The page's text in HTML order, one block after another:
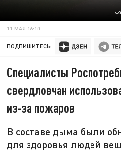
11 МАЯ 16:10
ПОДПИШИТЕСЬ:
Специалисты
свердловчан
из-за пожаров
В составе дыма были
для здоровья людей